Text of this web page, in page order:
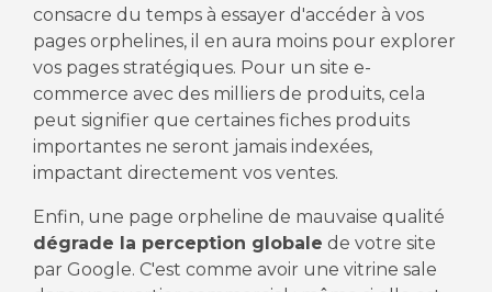
consacre du temps à essayer d'accéder à vos
pages orphelines, il en aura moins pour explorer
vos pages stratégiques. Pour un site e-
commerce avec des milliers de produits, cela
peut signifier que certaines fiches produits
importantes ne seront jamais indexées,
impactant directement vos ventes.
Enfin, une page orpheline de mauvaise qualité
dégrade la perception globale de votre site
par Google. C'est comme avoir une vitrine sale